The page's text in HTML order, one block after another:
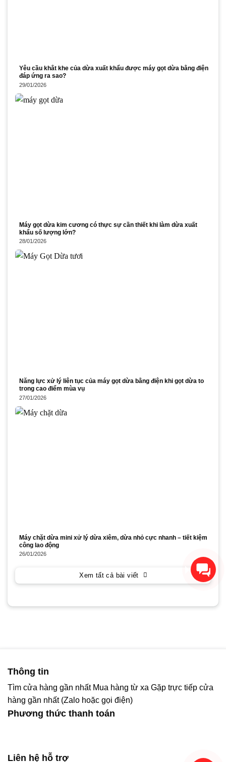
Yêu cầu khắt khe của dừa xuất khẩu được máy gọt dừa bằng điện
đáp ứng ra sao?
29/01/2026
Máy gọt dừa kim cương có thực sự cần thiết khi làm dừa xuất
khẩu số lượng lớn?
28/01/2026
Năng lực xử lý liên tục của máy gọt dừa bằng điện khi gọt dừa to
trong cao điểm mùa vụ
27/01/2026
Máy chặt dừa mini xử lý dừa xiêm, dừa nhỏ cực nhanh – tiết kiệm
công lao động
26/01/2026
Xem tất cả bài viết
Thông tin
Tìm cửa hàng gần nhất Mua hàng từ xa Gặp trực tiếp cửa
hàng gần nhất (Zalo hoặc gọi điện)
Phương thức thanh toán
Liên hệ hỗ trợ
giúp gì cho bạn?